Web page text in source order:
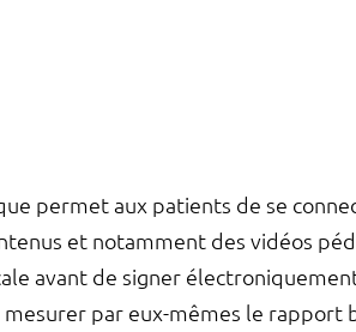
permet aux patients de se
et notamment des vidéos
avant de signer
mesurer par eux-mêmes le